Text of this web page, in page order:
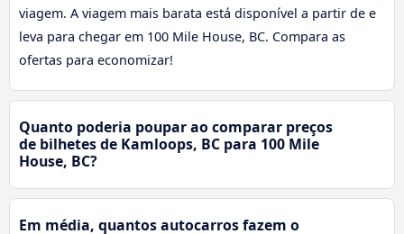
viagem. A viagem mais barata está disponível a partir de e
leva para chegar em 100 Mile House, BC. Compara as
ofertas para economizar!
Quanto poderia poupar ao comparar preços
de bilhetes de Kamloops, BC para 100 Mile
House, BC?
Em média, quantos autocarros fazem o